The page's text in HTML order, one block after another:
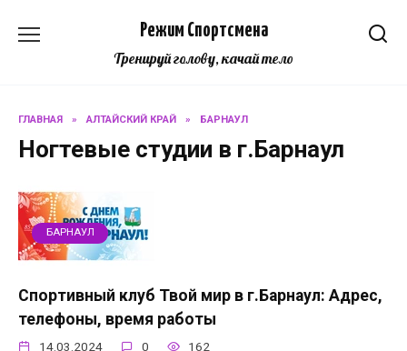
Режим Спортсмена
Тренируй голову, качай тело
ГЛАВНАЯ » АЛТАЙСКИЙ КРАЙ » БАРНАУЛ
Ногтевые студии в г.Барнаул
БАРНАУЛ
Спортивный клуб Твой мир в г.Барнаул: Адрес,
телефоны, время работы
14.03.2024 0 162